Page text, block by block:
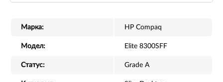
Марка: HP Compaq
Модел: Elite 8300SFF
Статус: Grade A